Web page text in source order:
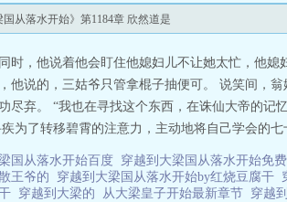
国从落水开始》第1184章 欣然道是
时，他说着他会盯住他媳妇儿不让她太忙，他
他说的，三姑爷只管拿棍子抽便可。 说笑间，
尽弃。 “我也在寻找这个东西，在诛仙大帝的
为了转移碧霄的注意力，主动地将自己学会的
国从落水开始百度 穿越到大梁国从落水开始免费
王爷的 穿越到大梁国从落水开始by红烧豆腐干
穿越到大梁的 从大梁皇子开始最新章节 穿越